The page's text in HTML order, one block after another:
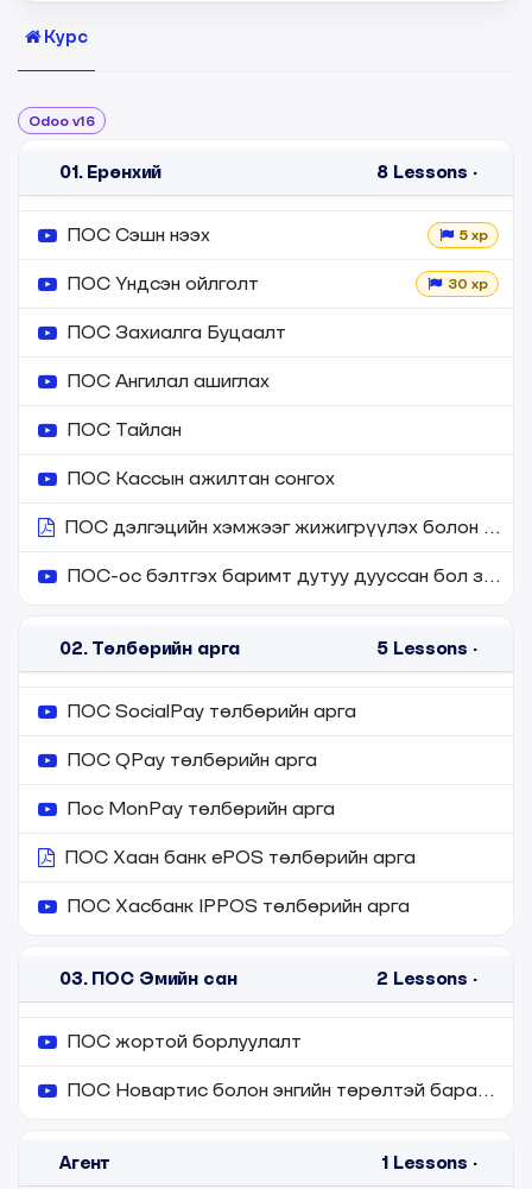
Курс
Odoo v16
01. Ерөнхий 8 Lessons ·
ПОС Сэшн нээх 5 xp
ПОС Үндсэн ойлголт 30 xp
ПОС Захиалга Буцаалт
ПОС Aнгилал ашиглах
ПОС Тайлан
ПОС Кассын ажилтан сонгох
ПОС дэлгэцийн хэмжээг жижигрүүлэх болон томруулах
ПОС-ос бэлтгэх баримт дутуу дууссан бол залруулах
02. Төлбөрийн арга 5 Lessons ·
ПОС SocialPay төлбөрийн арга
ПОС QPay төлбөрийн арга
Пос MonPay төлбөрийн арга
ПОС Хаан банк ePOS төлбөрийн арга
ПОС Хасбанк IPPOS төлбөрийн арга
03. ПОС Эмийн сан 2 Lessons ·
ПОС жортой борлуулалт
ПОС Новартис болон энгийн төрөлтэй барааг ПОС-р борлуулах
Агент 1 Lessons ·